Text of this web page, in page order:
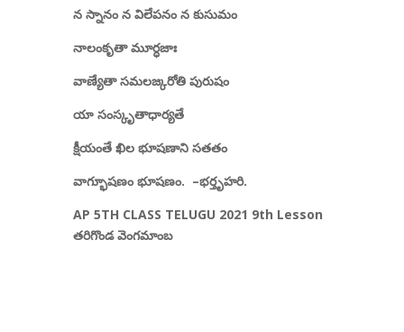
న స్నానం న విలేపనం న కుసుమం
నాలంకృతా మూర్ధజాః
వాణ్యేతా సమలజ్కరోతి పురుషం
యా సంస్కృతాధార్యతే
క్షీయంతే ఖిల భూషణాని సతతం
వాగ్భూషణం భూషణం. –భర్తృహరి.
AP 5TH CLASS TELUGU 2021 9th Lesson
తరిగొండ వెంగమాంబ